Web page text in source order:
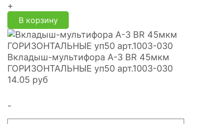
+
В корзину
Вкладыш-мультифора A-3 BR 45мкм
ГОРИЗОНТАЛЬНЫЕ уп50 арт.1003-030
14.05 руб
-